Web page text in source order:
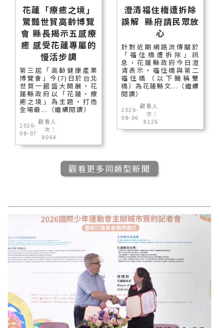
花蓮「療癒之境」
驚豔世貿高齡博覽
會 縣長揭示五感療
癒 感受花蓮專屬的
慢活步調
第三屆「高齡健康產業
博覽會」今(7)日於台北
世貿一館盛大開展，花
蓮縣政府以「花蓮‧療
癒之境」為主題，打造
全場最...（繼續閱讀）
2026-
08-07
觀看人
次：
8064
澄清福住橋遭拆除
誤解 縣府請民眾放
心
針對近期網路流傳關於
「福住橋遭拆除」訊
息，花蓮縣政府今日澄
清表示，福住橋與第二
福住橋（以下簡稱雙
橋）為花蓮縣文...（繼續
閱讀）
2026-
08-06
觀看人
次：
8126
觀看更多同類型新聞